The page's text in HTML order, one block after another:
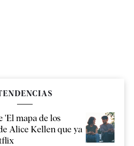
'El mapa de los
Alice Kellen que ya